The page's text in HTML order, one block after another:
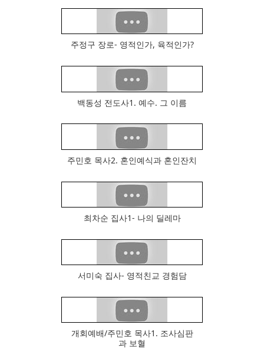
451
주정구 장로- 영적인가, 육적인가?
570
백동성 전도사1. 예수. 그 이름
430
주민호 목사2. 혼인예식과 혼인잔치
535
최차순 집사1- 나의 딜레마
514
서미숙 집사- 영적친교 경험담
523
개회예배/주민호 목사1. 조사심판
과 보혈